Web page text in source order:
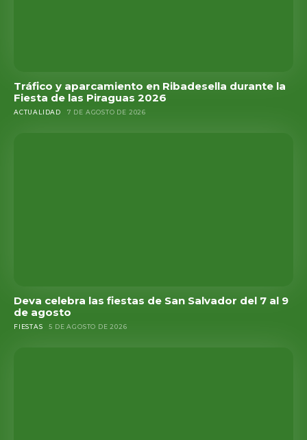
Tráfico y aparcamiento en Ribadesella durante la
Fiesta de las Piraguas 2026
ACTUALIDAD 7 DE AGOSTO DE 2026
Deva celebra las fiestas de San Salvador del 7 al 9
de agosto
FIESTAS 5 DE AGOSTO DE 2026